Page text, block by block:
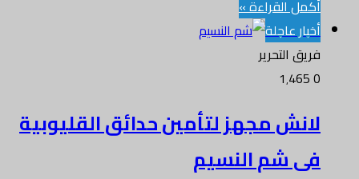
أكمل القراءة »
أخبار عاجلة
فريق التحرير
0
لانش مجهز لتأمين حدائق القليوبية
فى شم النسيم